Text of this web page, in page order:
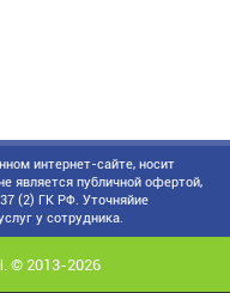
интернет-сайте, носит
является публичной офертой,
(2) ГК РФ. Уточняйие
у сотрудника.
2013-2026